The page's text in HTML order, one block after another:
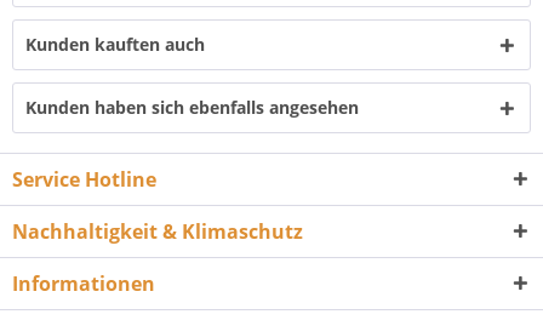
Kunden kauften auch
Kunden haben sich ebenfalls angesehen
Service Hotline
Nachhaltigkeit & Klimaschutz
Informationen